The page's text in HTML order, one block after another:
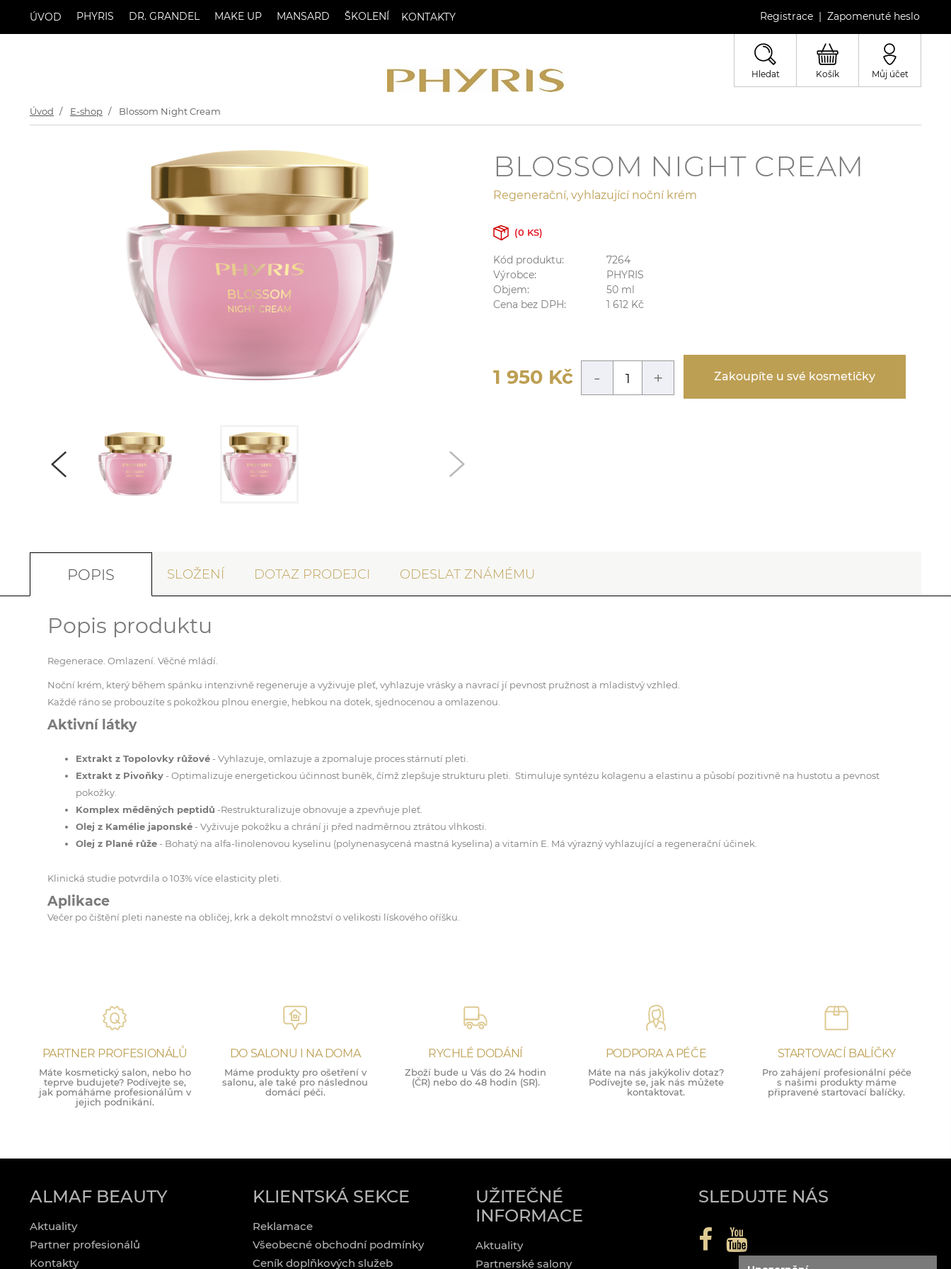
ÚVOD PHYRIS DR. GRANDEL MAKE UP MANSARD ŠKOLENÍ KONTAKTY Registrace | Zapomenuté heslo
Hledat Košík Můj účet
Úvod E-shop Blossom Night Cream
BLOSSOM NIGHT CREAM
Regenerační, vyhlazující noční krém
(0 KS)
Kód produktu:
7264
Výrobce:
PHYRIS
Objem:
50 ml
Cena bez DPH:
1 612 Kč
1 950 Kč - + Zakoupíte u své kosmetičky
POPIS SLOŽENÍ DOTAZ PRODEJCI ODESLAT ZNÁMÉMU
Popis produktu
Regenerace. Omlazení. Věčné mládí.
Noční krém, který během spánku intenzivně regeneruje a vyživuje pleť, vyhlazuje vrásky a navrací jí pevnost pružnost a mladistvý vzhled.
Každé ráno se probouzíte s pokožkou plnou energie, hebkou na dotek, sjednocenou a omlazenou.
Aktivní látky
Extrakt z Topolovky růžové- Vyhlazuje, omlazuje a zpomaluje proces stárnutí pleti.
Extrakt z Pivoňky- Optimalizuje energetickou účinnost buněk, čímž zlepšuje strukturu pleti. Stimuluje syntézu kolagenu a elastinu a působí pozitivně na hustotu a pevnost
pokožky.
Komplex měděných peptidů -Restrukturalizuje obnovuje a zpevňuje pleť.
Olej z Kamélie japonské- Vyživuje pokožku a chrání ji před nadměrnou ztrátou vlhkosti.
Olej z Plané růže- Bohatý na alfa-linolenovou kyselinu (polynenasycená mastná kyselina) a vitamín E. Má výrazný vyhlazující a regenerační účinek.
Klinická studie potvrdila o 103% více elasticity pleti.
Aplikace
Večer po čištění pleti naneste na obličej, krk a dekolt množství o velikosti lískového oříšku.
PARTNER PROFESIONÁLŮ
Máte kosmetický salon, nebo ho
teprve budujete? Podívejte se,
jak pomáháme profesionálům v
jejich podnikání.
DO SALONU I NA DOMA
Máme produkty pro ošetření v
salonu, ale také pro následnou
domácí péči.
RYCHLÉ DODÁNÍ
Zboží bude u Vás do 24 hodin
(ČR) nebo do 48 hodin (SR).
PODPORA A PÉČE
Máte na nás jakýkoliv dotaz?
Podívejte se, jak nás můžete
kontaktovat.
STARTOVACÍ BALÍČKY
Pro zahájení profesionální péče
s našimi produkty máme
připravené startovací balíčky.
ALMAF BEAUTY
Aktuality
Partner profesionálů
Kontakty
KLIENTSKÁ SEKCE
Reklamace
Všeobecné obchodní podmínky
Ceník doplňkových služeb
UŽITEČNÉ
INFORMACE
Aktuality
Partnerské salony
SLEDUJTE NÁS